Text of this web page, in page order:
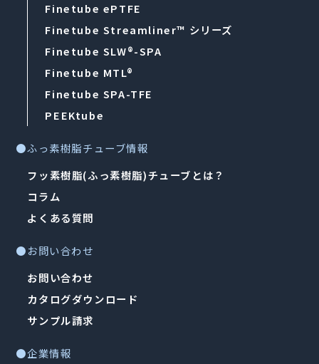
Finetube ePTFE
Finetube Streamliner™ シリーズ
Finetube SLW®-SPA
Finetube MTL®
Finetube SPA-TFE
PEEKtube
●ふっ素樹脂チューブ情報
フッ素樹脂(ふっ素樹脂)チューブとは？
コラム
よくある質問
●お問い合わせ
お問い合わせ
カタログダウンロード
サンプル請求
●企業情報